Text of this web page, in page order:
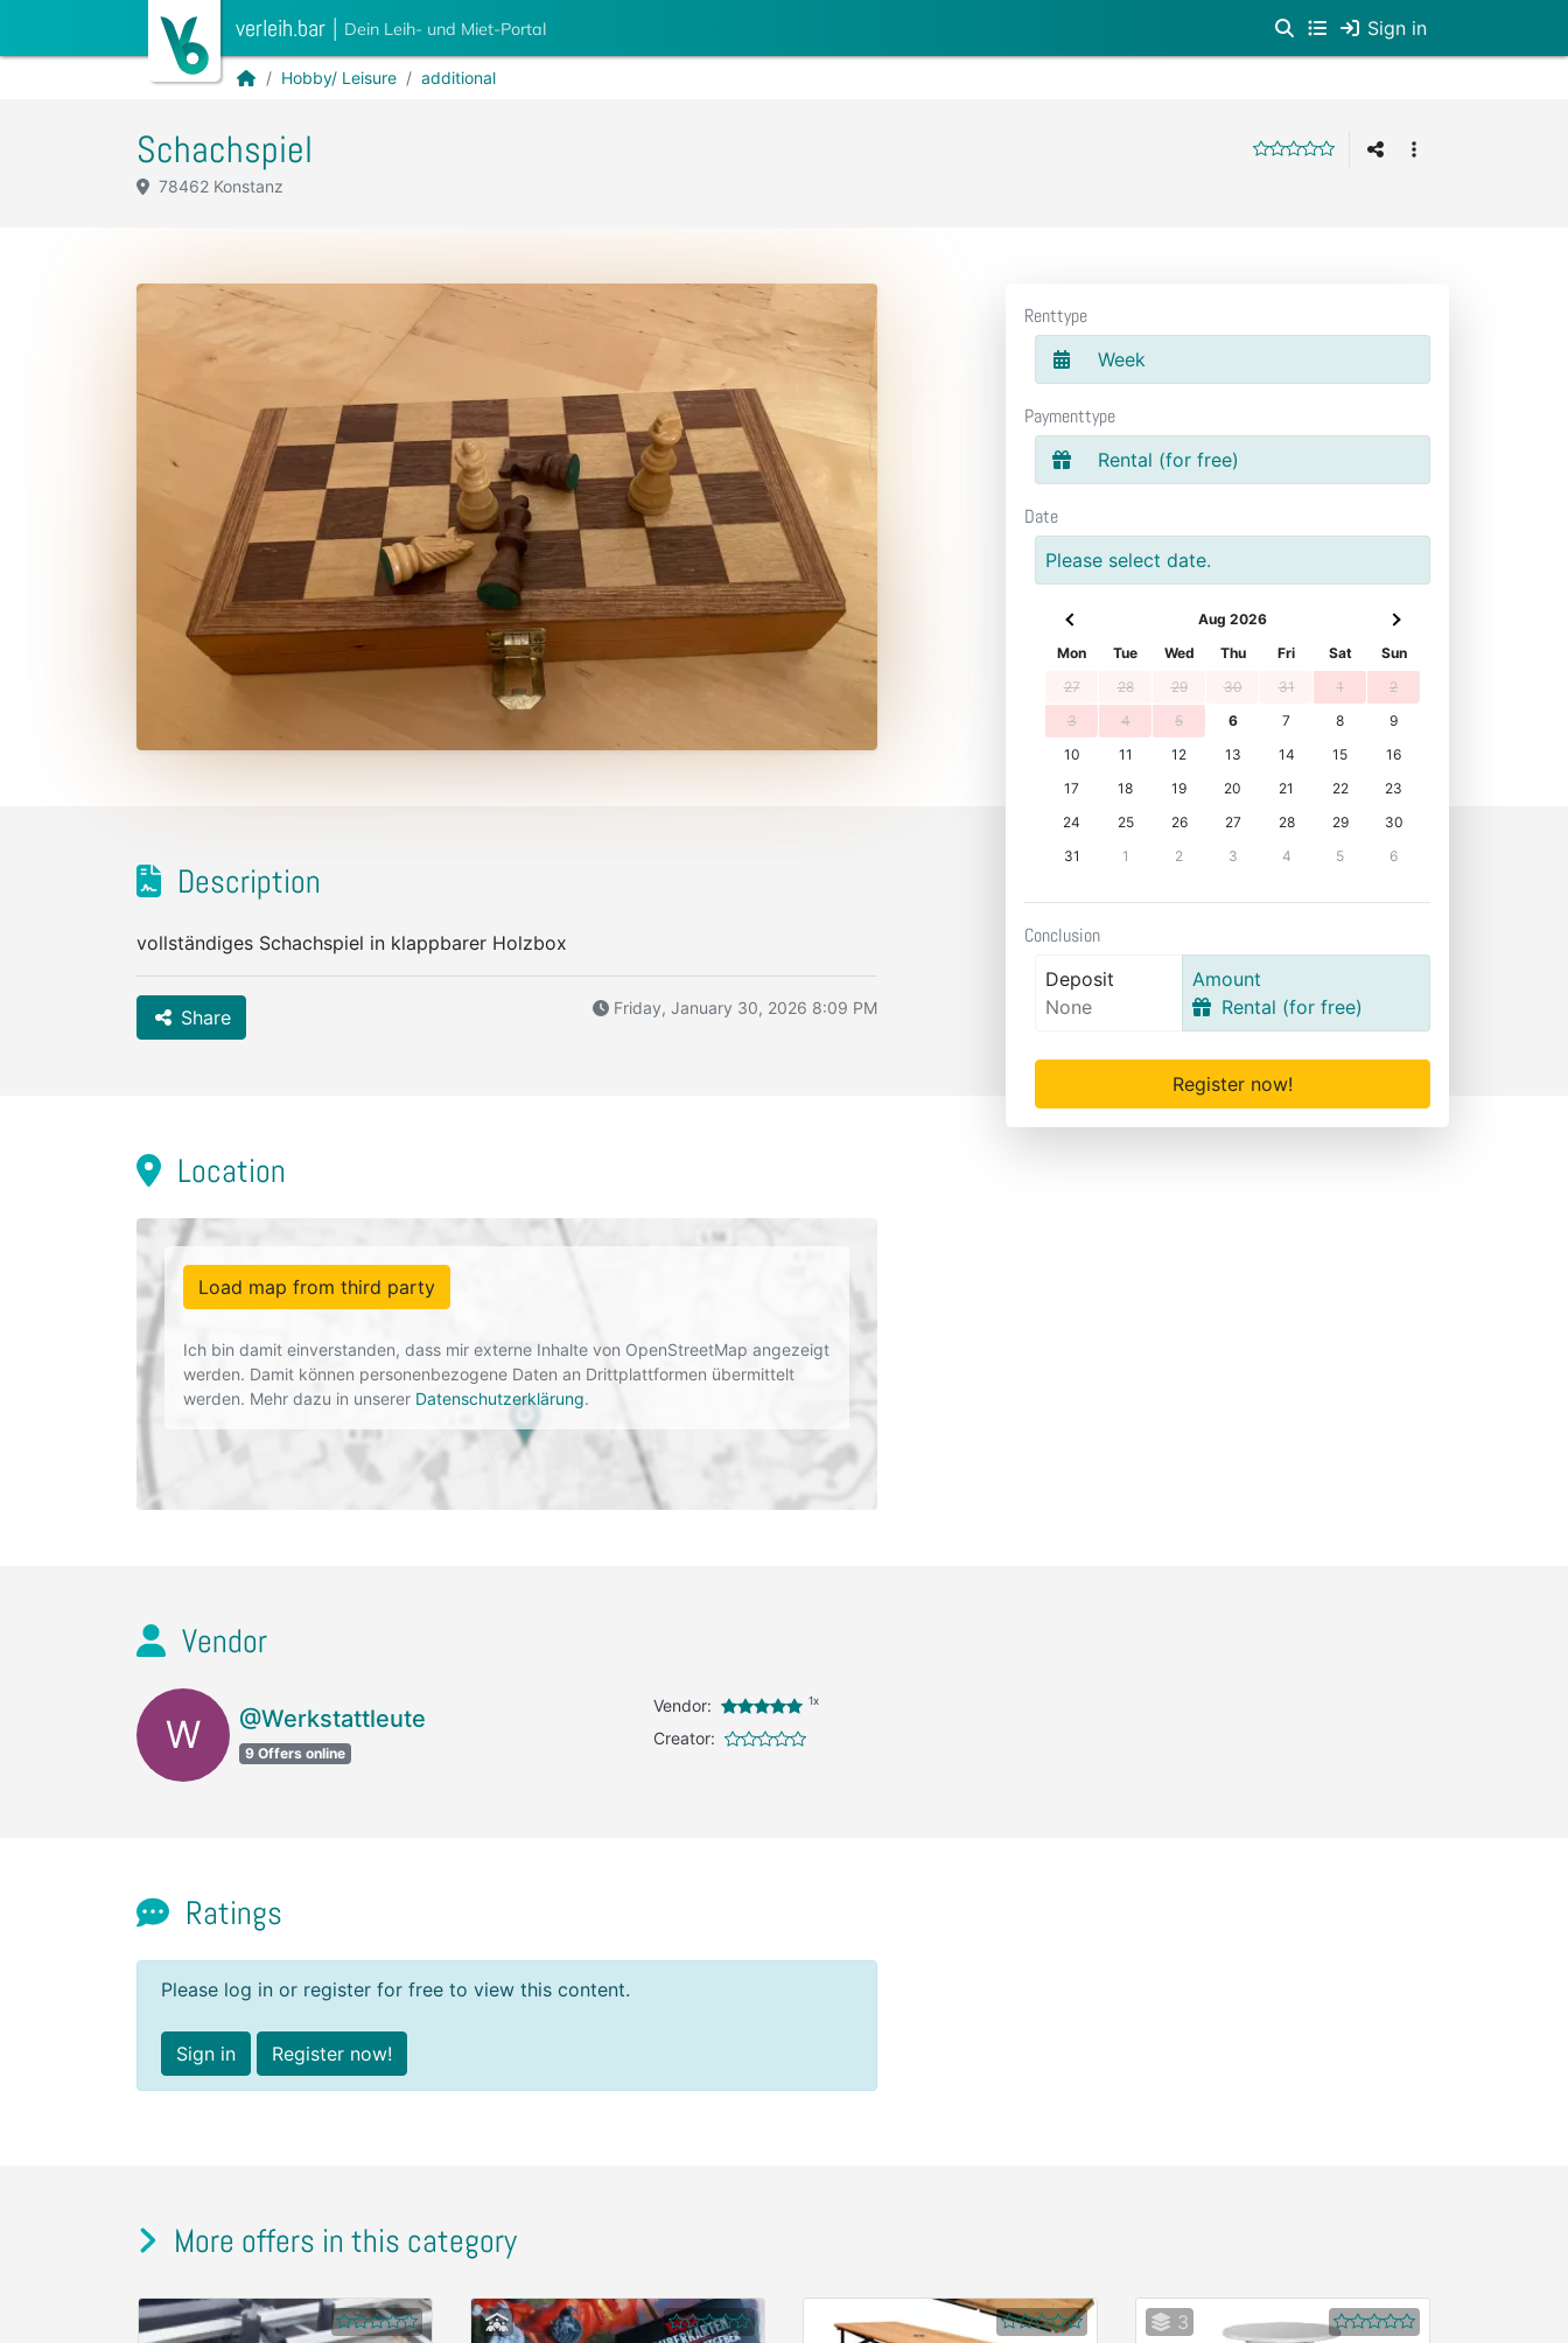
verleih.bar | Dein Leih- und Miet-Portal Sign in
Hobby/ Leisure additional
Schachspiel
78462 Konstanz
Renttype
Week
Paymenttype
Rental (for free)
Date
Please select date.
Aug 2026
Mon
Tue Wed Thu Fri Sat
Sun
27
28 29 30 31 1
2
3
4 5 6 7 8
9
10
11 12 13 14 15
16
17
18 19 20 21 22
23
24
25 26 27 28 29
30
31
1 2 3 4 5 6
Conclusion
Deposit
None
Amount
Rental (for free)
Register now!
Description
vollständiges Schachspiel in klappbarer Holzbox
Share Friday, January 30, 2026 8:09 PM
Location
Load map from third party
Ich bin damit einverstanden, dass mir externe Inhalte von OpenStreetMap angezeigt
werden. Damit können personenbezogene Daten an Drittplattformen übermittelt
werden. Mehr dazu in unserer Datenschutzerklärung.
Vendor
W @Werkstattleute
9 Offers online
Vendor: 1x
Creator:
Ratings
Please log in or register for free to view this content.
Sign in Register now!
More offers in this category
3